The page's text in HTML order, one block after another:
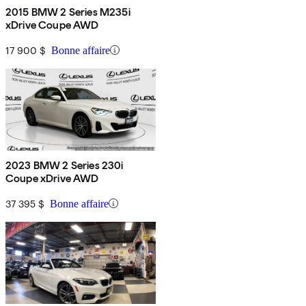
2015 BMW 2 Series M235i
xDrive Coupe AWD
17 900 $ Bonne affaire
2023 BMW 2 Series 230i
Coupe xDrive AWD
37 395 $ Bonne affaire